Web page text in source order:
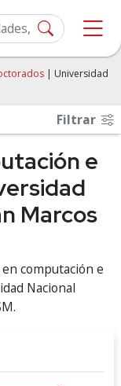
| Universidad
Filtrar
e
Marcos
computación e
Nacional